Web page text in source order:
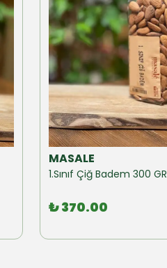
MASALE
1.Sınıf Çiğ Badem 300 GR
₺ 370.00